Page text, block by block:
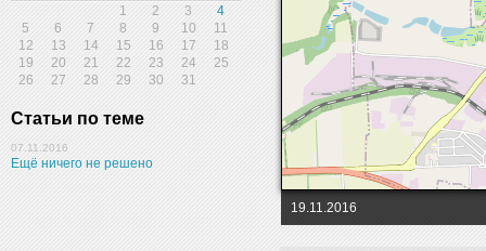
1
2 3
4
5
6 7 8 9 10
11
12
13 14 15 16 17
18
19
20 21 22 23 24
25
26
27 28 29 30 31
Статьи по теме
07.11.2016
Ещё ничего не решено
19.11.2016